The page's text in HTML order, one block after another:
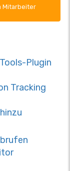
Mitarbeiter
Plugin
Tracking